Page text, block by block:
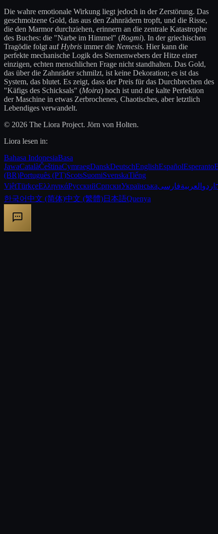
Die wahre emotionale Wirkung liegt jedoch in der Zerstörung. Das
geschmolzene Gold, das aus den Zahnrädern tropft, und die Risse,
die den Marmor durchziehen, erinnern an die zentrale Katastrophe
des Buches: die "Narbe im Himmel" (Rogmi). In der griechischen
Tragödie folgt aufHybris immer die Nemesis. Hier kann die
perfekte mechanische Logik des Sternenwebers der Hitze einer
einzigen, echten menschlichen Frage nicht standhalten. Das Gold,
das über die Zahnräder schmilzt, ist keine Dekoration; es ist das
System, das blutet. Es zeigt, dass der Preis für das Durchbrechen des
"Käfigs des Schicksals" (Moira) hoch ist und die kalte Perfektion
der Maschine in etwas Zerbrochenes, Chaotisches, aber letztlich
Lebendiges verwandelt.
© 2026 The Liora Project. Jörn von Holten.
Liora lesen in:
Bahasa IndonesiaBasa
JawaCatalàČeštinaCymraegDanskDeutschEnglishEspañolEsperanto
(BR)Português (PT)ScotsSuomiSvenskaTiếng
ViệtTürkçeΕλληνικάРусскийСрпскиУкраїнська اردو العربيةفارسی
한국어中文 (简体)中文 (繁體)日本語Quenya